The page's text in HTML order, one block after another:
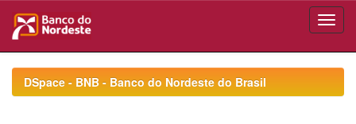
navigationDSpace - BNB - Banco do Nordeste do Brasil